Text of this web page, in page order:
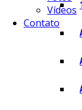
Vídeos
Contato